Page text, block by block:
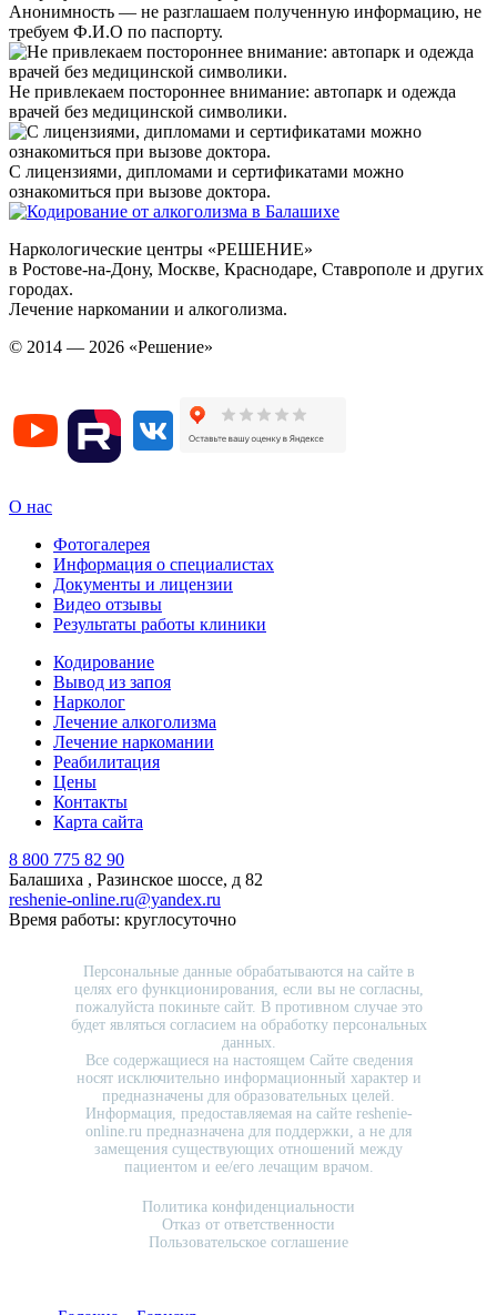
Анонимность — не разглашаем полученную информацию, не
требуем Ф.И.О по паспорту.
Не привлекаем постороннее внимание: автопарк и одежда
врачей без медицинской символики.
С лицензиями, дипломами и сертификатами можно
ознакомиться при вызове доктора.
Наркологические центры «РЕШЕНИЕ»
в Ростове-на-Дону, Москве, Краснодаре, Ставрополе и других
городах.
Лечение наркомании и алкоголизма.
© 2014 — 2026 «Решение»
О нас
Фотогалерея
Информация о специалистах
Документы и лицензии
Видео отзывы
Результаты работы клиники
Кодирование
Вывод из запоя
Нарколог
Лечение алкоголизма
Лечение наркомании
Реабилитация
Цены
Контакты
Карта сайта
8 800 775 82 90
Балашиха , Разинское шоссе, д 82
reshenie-online.ru@yandex.ru
Время работы: круглосуточно
Персональные данные обрабатываются на сайте в
целях его функционирования, если вы не согласны,
пожалуйста покиньте сайт. В противном случае это
будет являться согласием на обработку персональных
данных.
Все содержащиеся на настоящем Сайте сведения
носят исключительно информационный характер и
предназначены для образовательных целей.
Информация, предоставляемая на сайте reshenie-
online.ru предназначена для поддержки, а не для
замещения существующих отношений между
пациентом и ее/его лечащим врачом.
Политика конфиденциальности
Отказ от ответственности
Пользовательское соглашение